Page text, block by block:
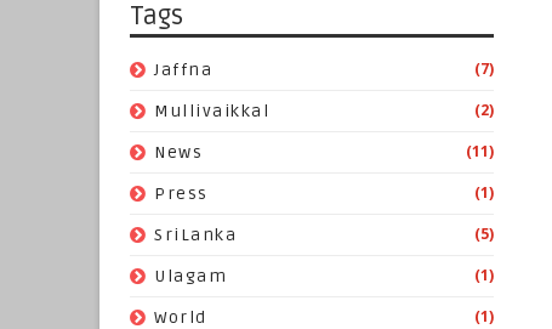
Tags
Jaffna (7)
Mullivaikkal (2)
News (11)
Press (1)
SriLanka (5)
Ulagam (1)
World (1)